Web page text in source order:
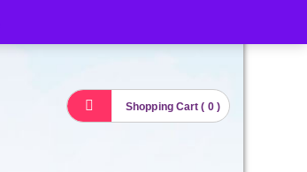
Shopping Cart ( 0 )